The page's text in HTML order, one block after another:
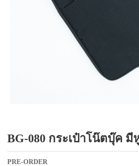
ปากกาลบได้ NEW
NEW
แพคเกจปากกา
BG-080 กระเป๋าโน๊ตบุ๊ค มี
PRE-ORDER